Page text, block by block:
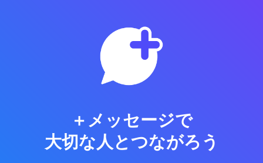
＋メッセージで
大切な人とつながろう